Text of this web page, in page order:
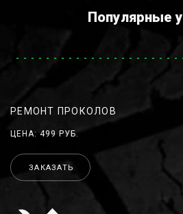
Популярные
РЕМОНТ ПРОКОЛОВ
ЦЕНА: 499 РУБ.
ЗАКАЗАТЬ